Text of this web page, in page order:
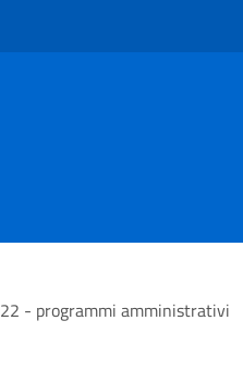
- programmi amministrativi